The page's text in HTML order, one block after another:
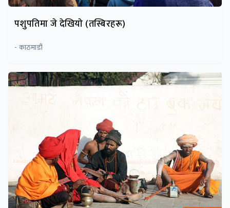
पशुपतिमा जे देखियाे (तस्बिरहरू)
- काठमाडौं